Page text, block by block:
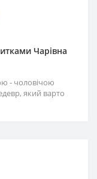
Чарівна
- чоловічою
який варто